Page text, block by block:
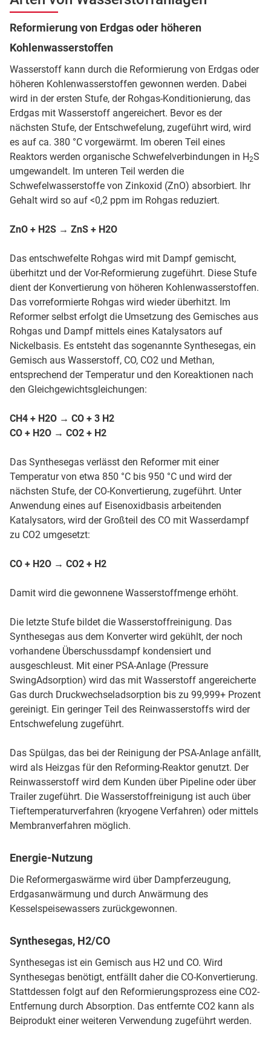
Reformierung von Erdgas oder höheren
Kohlenwasserstoffen
Wasserstoff kann durch die Reformierung von Erdgas oder
höheren Kohlenwasserstoffen gewonnen werden. Dabei
wird in der ersten Stufe, der Rohgas-Konditionierung, das
Erdgas mit Wasserstoff angereichert. Bevor es der
nächsten Stufe, der Entschwefelung, zugeführt wird, wird
es auf ca. 380 °C vorgewärmt. Im oberen Teil eines
Reaktors werden organische Schwefelverbindungen in H2S
umgewandelt. Im unteren Teil werden die
Schwefelwasserstoffe von Zinkoxid (ZnO) absorbiert. Ihr
Gehalt wird so auf <0,2 ppm im Rohgas reduziert.
ZnO + H2S → ZnS + H2O
Das entschwefelte Rohgas wird mit Dampf gemischt,
überhitzt und der Vor-Reformierung zugeführt. Diese Stufe
dient der Konvertierung von höheren Kohlenwasserstoffen.
Das vorreformierte Rohgas wird wieder überhitzt. Im
Reformer selbst erfolgt die Umsetzung des Gemisches aus
Rohgas und Dampf mittels eines Katalysators auf
Nickelbasis. Es entsteht das sogenannte Synthesegas, ein
Gemisch aus Wasserstoff, CO, CO2 und Methan,
entsprechend der Temperatur und den Koreaktionen nach
den Gleichgewichtsgleichungen:
CH4 + H2O → CO + 3 H2
CO + H2O → CO2 + H2
Das Synthesegas verlässt den Reformer mit einer
Temperatur von etwa 850 °C bis 950 °C und wird der
nächsten Stufe, der CO-Konvertierung, zugeführt. Unter
Anwendung eines auf Eisenoxidbasis arbeitenden
Katalysators, wird der Großteil des CO mit Wasserdampf
zu CO2 umgesetzt:
CO + H2O → CO2 + H2
Damit wird die gewonnene Wasserstoffmenge erhöht.
Die letzte Stufe bildet die Wasserstoffreinigung. Das
Synthesegas aus dem Konverter wird gekühlt, der noch
vorhandene Überschussdampf kondensiert und
ausgeschleust. Mit einer PSA-Anlage (Pressure
SwingAdsorption) wird das mit Wasserstoff angereicherte
Gas durch Druckwechseladsorption bis zu 99,999+ Prozent
gereinigt. Ein geringer Teil des Reinwasserstoffs wird der
Entschwefelung zugeführt.
Das Spülgas, das bei der Reinigung der PSA-Anlage anfällt,
wird als Heizgas für den Reforming-Reaktor genutzt. Der
Reinwasserstoff wird dem Kunden über Pipeline oder über
Trailer zugeführt. Die Wasserstoffreinigung ist auch über
Tieftemperaturverfahren (kryogene Verfahren) oder mittels
Membranverfahren möglich.
Energie-Nutzung
Die Reformergaswärme wird über Dampferzeugung,
Erdgasanwärmung und durch Anwärmung des
Kesselspeisewassers zurückgewonnen.
Synthesegas, H2/CO
Synthesegas ist ein Gemisch aus H2 und CO. Wird
Synthesegas benötigt, entfällt daher die CO-Konvertierung.
Stattdessen folgt auf den Reformierungsprozess eine CO2-
Entfernung durch Absorption. Das entfernte CO2 kann als
Beiprodukt einer weiteren Verwendung zugeführt werden.